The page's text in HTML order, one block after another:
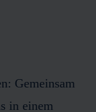
Gemeinsam
in einem